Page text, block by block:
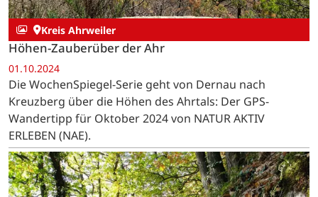
Kreis Ahrweiler
Höhen-Zauberüber der Ahr
01.10.2024
Die WochenSpiegel-Serie geht von Dernau nach
Kreuzberg über die Höhen des Ahrtals: Der GPS-
Wandertipp für Oktober 2024 von NATUR AKTIV
ERLEBEN (NAE).